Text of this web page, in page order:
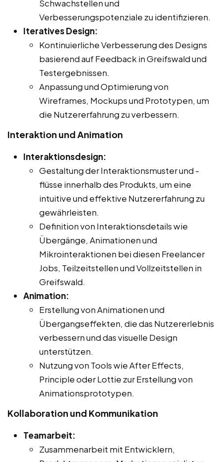
Schwachstellen und
Verbesserungspotenziale zu identifizieren.
Iteratives Design:
Kontinuierliche Verbesserung des Designs
basierend auf Feedback in Greifswald und
Testergebnissen.
Anpassung und Optimierung von
Wireframes, Mockups und Prototypen, um
die Nutzererfahrung zu verbessern.
Interaktion und Animation
Interaktionsdesign:
Gestaltung der Interaktionsmuster und -
flüsse innerhalb des Produkts, um eine
intuitive und effektive Nutzererfahrung zu
gewährleisten.
Definition von Interaktionsdetails wie
Übergänge, Animationen und
Mikrointeraktionen bei diesen Freelancer
Jobs, Teilzeitstellen und Vollzeitstellen in
Greifswald.
Animation:
Erstellung von Animationen und
Übergangseffekten, die das Nutzererlebnis
verbessern und das visuelle Design
unterstützen.
Nutzung von Tools wie After Effects,
Principle oder Lottie zur Erstellung von
Animationsprototypen.
Kollaboration und Kommunikation
Teamarbeit:
Zusammenarbeit mit Entwicklern,